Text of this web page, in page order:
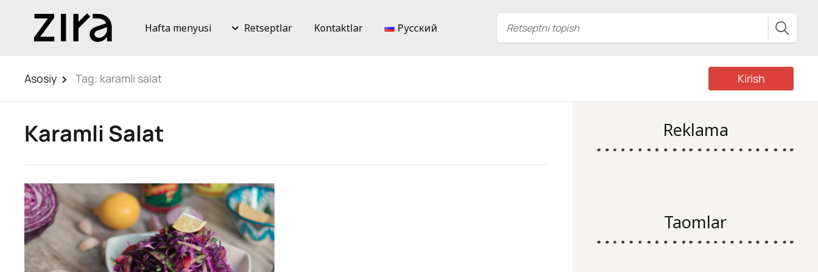
Hafta menyusi Retseptlar Kontaktlar Русский
Asosiy Tag: karamli salat Kirish
Karamli Salat Reklama
Taomlar